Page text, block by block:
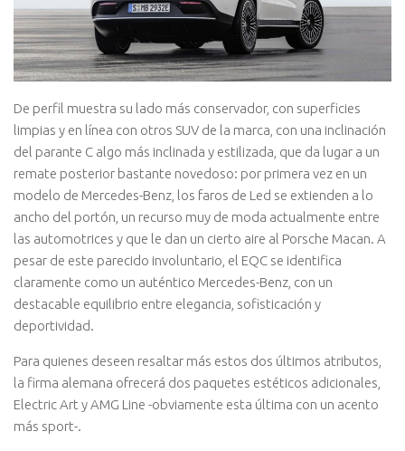
De perfil muestra su lado más conservador, con superficies
limpias y en línea con otros SUV de la marca, con una inclinación
del parante C algo más inclinada y estilizada, que da lugar a un
remate posterior bastante novedoso: por primera vez en un
modelo de Mercedes-Benz, los faros de Led se extienden a lo
ancho del portón, un recurso muy de moda actualmente entre
las automotrices y que le dan un cierto aire al Porsche Macan. A
pesar de este parecido involuntario, el EQC se identifica
claramente como un auténtico Mercedes-Benz, con un
destacable equilibrio entre elegancia, sofisticación y
deportividad.
Para quienes deseen resaltar más estos dos últimos atributos,
la firma alemana ofrecerá dos paquetes estéticos adicionales,
Electric Art y AMG Line -obviamente esta última con un acento
más sport-.